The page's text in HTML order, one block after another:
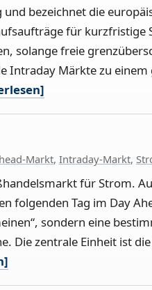
bezeichnet die
für
solange freie
Intraday Märkte zu
Markt, Intraday-Markt,
für Strom.
folgenden Tag im Day
sondern eine
Die zentrale Einheit ist